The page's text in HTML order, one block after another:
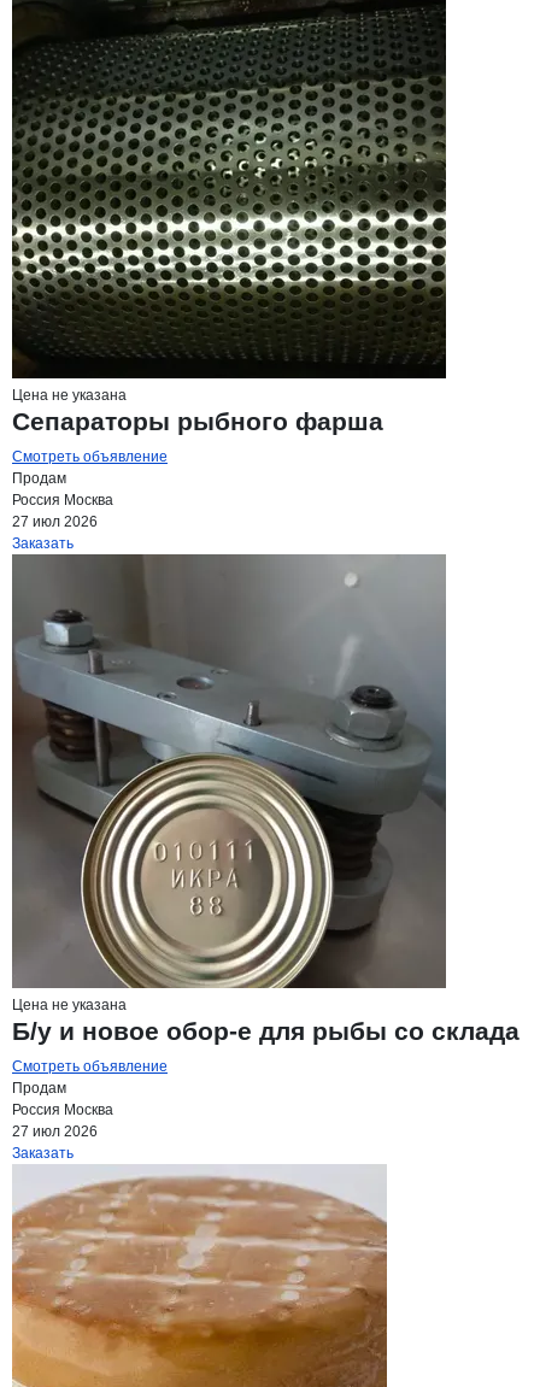
Цена не указана
Сепараторы рыбного фарша
Смотреть объявление
Продам
Россия Москва
27 июл 2026
Заказать
Цена не указана
Б/у и новое обор-е для рыбы со склада
Смотреть объявление
Продам
Россия Москва
27 июл 2026
Заказать